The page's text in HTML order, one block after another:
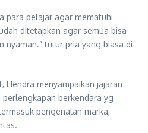
para pelajar agar mematuhi
ditetapkan agar semua bisa
nyaman.” tutur pria yang biasa di
Hendra menyampaikan jajaran
berkendara yg
pengenalan marka,